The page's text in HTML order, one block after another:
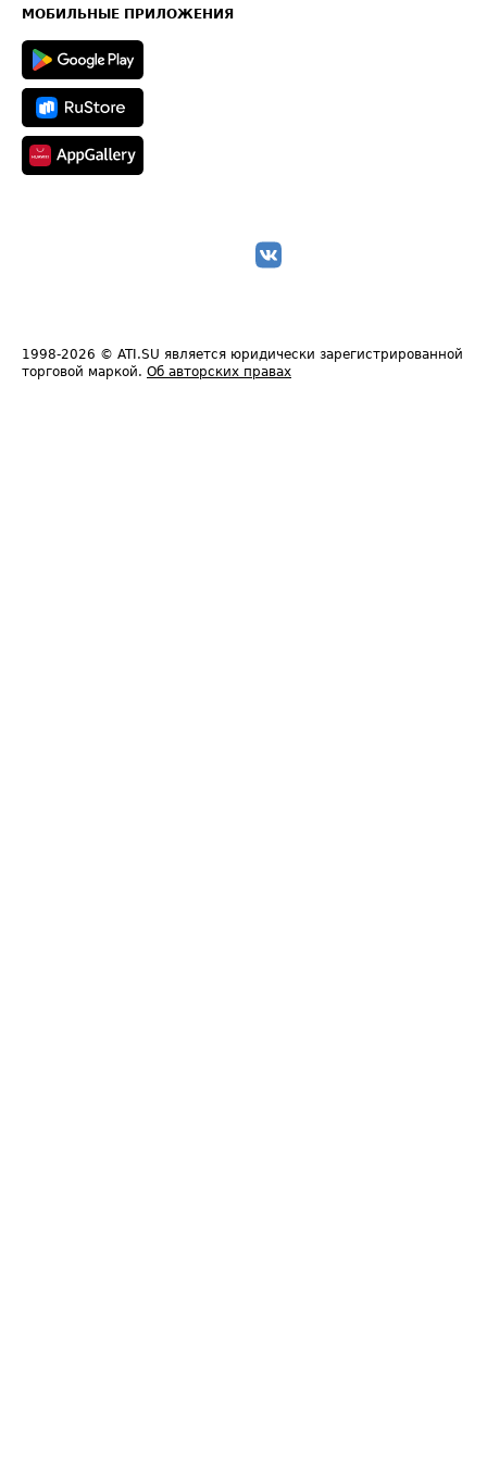
Техническая информация
МОБИЛЬНЫЕ ПРИЛОЖЕНИЯ
1998-2026 © ATI.SU является юридически зарегистрированной
торговой маркой. Об авторских правах